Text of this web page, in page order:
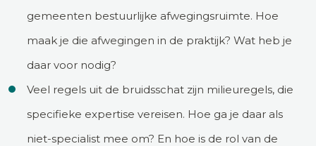
gemeenten bestuurlijke afwegingsruimte. Hoe
maak je die afwegingen in de praktijk? Wat heb je
daar voor nodig?
Veel regels uit de bruidsschat zijn milieuregels, die
specifieke expertise vereisen. Hoe ga je daar als
niet-specialist mee om? En hoe is de rol van de